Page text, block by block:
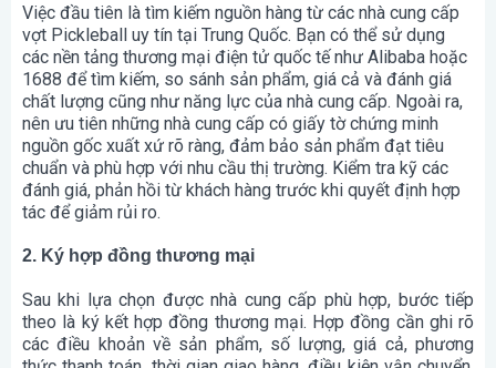
Việc đầu tiên là tìm kiếm nguồn hàng từ các nhà cung cấp
vợt Pickleball uy tín tại Trung Quốc. Bạn có thể sử dụng
các nền tảng thương mại điện tử quốc tế như Alibaba hoặc
1688 để tìm kiếm, so sánh sản phẩm, giá cả và đánh giá
chất lượng cũng như năng lực của nhà cung cấp. Ngoài ra,
nên ưu tiên những nhà cung cấp có giấy tờ chứng minh
nguồn gốc xuất xứ rõ ràng, đảm bảo sản phẩm đạt tiêu
chuẩn và phù hợp với nhu cầu thị trường. Kiểm tra kỹ các
đánh giá, phản hồi từ khách hàng trước khi quyết định hợp
tác để giảm rủi ro.
2. Ký hợp đồng thương mại
Sau khi lựa chọn được nhà cung cấp phù hợp, bước tiếp
theo là ký kết hợp đồng thương mại. Hợp đồng cần ghi rõ
các điều khoản về sản phẩm, số lượng, giá cả, phương